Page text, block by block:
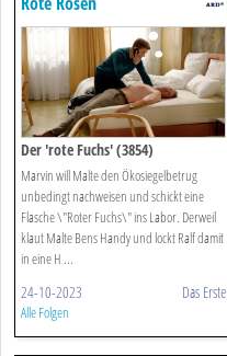
Der 'rote Fuchs' (3854)
Marvin will Malte den Ökosiegelbetrug
unbedingt nachweisen und schickt eine
Flasche \"Roter Fuchs\" ins Labor. Derweil
klaut Malte Bens Handy und lockt Ralf damit
in eine H ...
24-10-2023 Das Erste
Alle Folgen